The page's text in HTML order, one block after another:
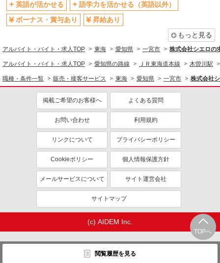
TOPへ
閲覧履歴を見る
英語が活かせる
語学力を活かせる（英語以外）
ボーナス・賞与あり
昇給あり
もっと見る
アルバイト・バイト・求人TOP 東海 愛知県 一宮市 株式会社シエロの
アルバイト・バイト・求人TOP 愛知県の路線 ＪＲ東海道本線 木曽川駅
職種・条件一覧 販売・接客サービス 東海 愛知県 一宮市 株式会社
掲載ご希望のお客様へ よくある質問
お問い合わせ 利用規約
リンクについて プライバシーポリシー
Cookieポリシー 個人情報保護方針
メールサービスについて サイト運営会社
サイトマップ
(c) AIDEM Inc.